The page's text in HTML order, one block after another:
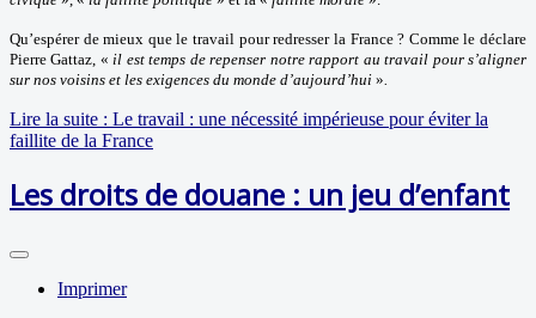
Qu’espérer de mieux que le travail pour redresser la France ? Comme le déclare
Pierre Gattaz, « il est temps de repenser notre rapport au travail pour s’aligner
sur nos voisins et les exigences du monde d’aujourd’hui »
Lire la suite : Le travail : une nécessité impérieuse pour éviter la
faillite de la France
Les droits de douane : un jeu d’enfant
Imprimer